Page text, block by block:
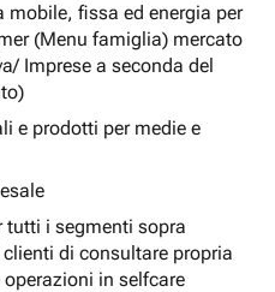
mobile, fissa ed energia per
(Menu famiglia) mercato
Imprese a seconda del
e prodotti per medie e
tutti i segmenti sopra
di consultare propria
in selfcare